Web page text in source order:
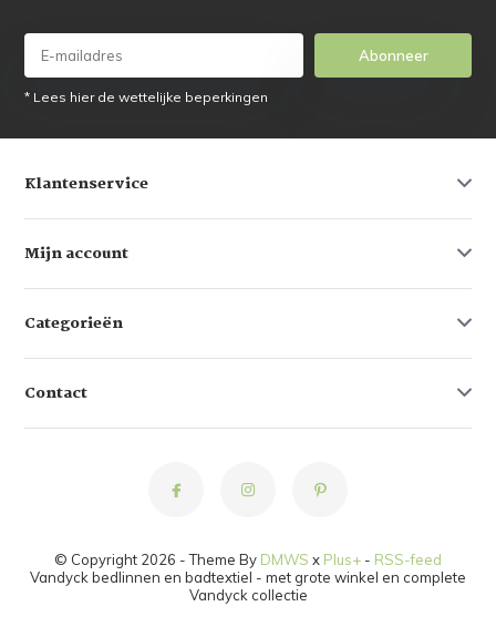
Abonneer
* Lees hier de wettelijke beperkingen
Klantenservice
Mijn account
Categorieën
Contact
© Copyright 2026 - Theme By DMWS x Plus+ - RSS-feed
Vandyck bedlinnen en badtextiel - met grote winkel en complete
Vandyck collectie